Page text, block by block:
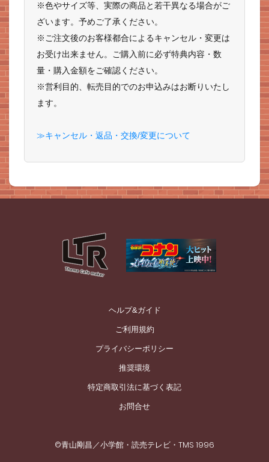
※色やサイズ等、実際の商品と若干異なる場合がご
ざいます。予めご了承ください。
※ご注文後のお客様都合によるキャンセル・変更は
お受け出来ません。ご購入前に必ず特典内容・数
量・購入金額をご確認ください。
※営利目的、転売目的でのお申込みはお断りいたし
ます。
≫キャンセル・返品・交換/変更について
ヘルプ&ガイド
ご利用規約
プライバシーポリシー
推奨環境
特定商取引法に基づく表記
お問合せ
©青山剛昌／小学館・読売テレビ・TMS 1996